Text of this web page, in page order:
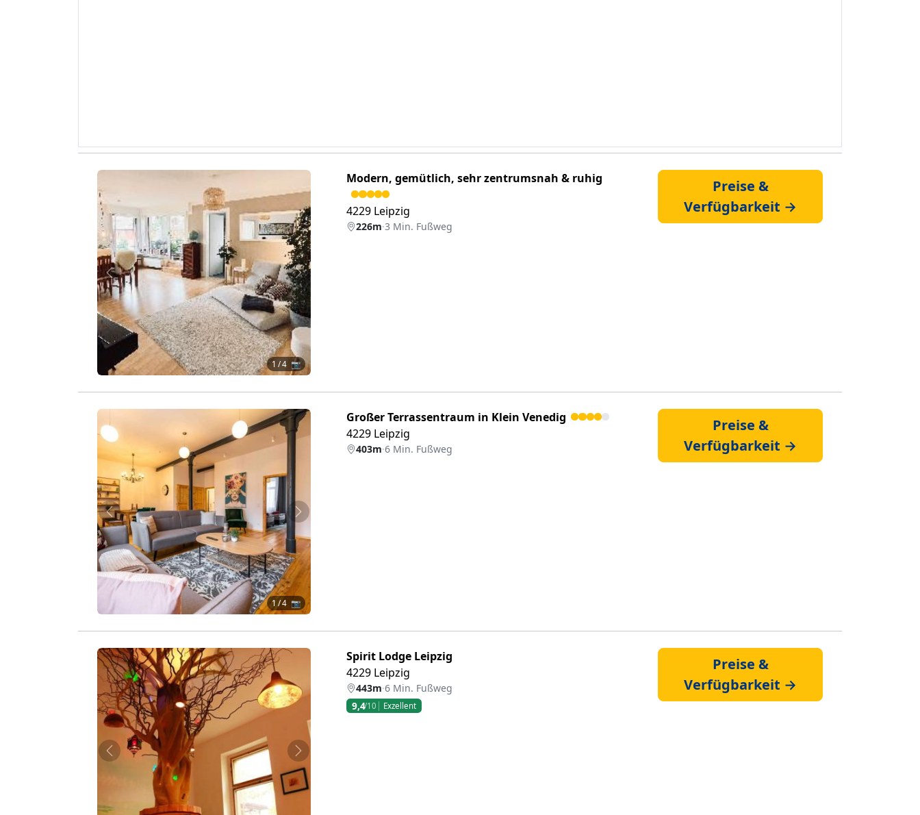
Zurück Weiter
1 / 4 📷
Modern, gemütlich, sehr zentrumsnah & ruhig
4229 Leipzig
226m·3 Min. Fußweg
Preise &
Verfügbarkeit →
Zurück Weiter
1 / 4 📷
Großer Terrassentraum in Klein Venedig
4229 Leipzig
403m·6 Min. Fußweg
Preise &
Verfügbarkeit →
Zurück Weiter
Spirit Lodge Leipzig
4229 Leipzig
443m·6 Min. Fußweg
9,4/10 Exzellent
Preise &
Verfügbarkeit →